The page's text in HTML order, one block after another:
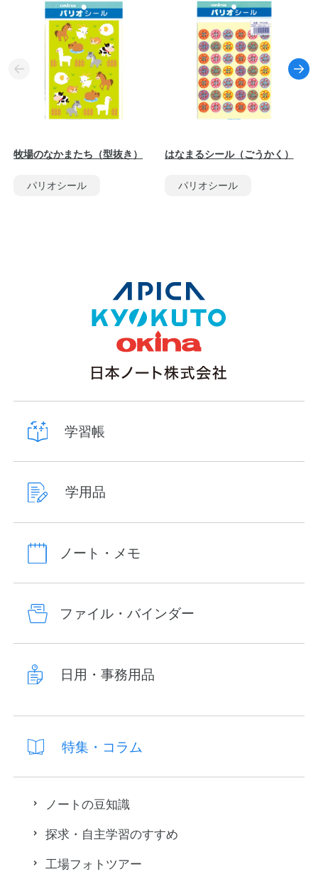
牧場のなかまたち（型抜き）
パリオシール
はなまるシール（ごうかく）
パリオシール
学習帳
学用品
ノート・メモ
ファイル・バインダー
日用・事務用品
特集・コラム
ノートの豆知識
探求・自主学習のすすめ
工場フォトツアー